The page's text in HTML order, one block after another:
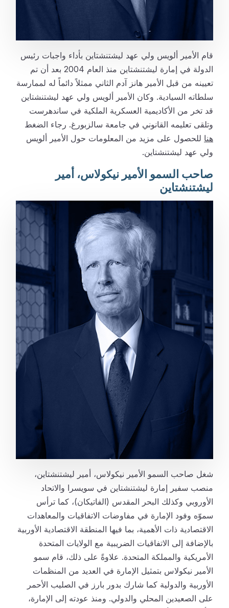
قام الأمير ألويس ولي عهد ليشتنشتاين بأداء واجبات رئيس
الدولة في إمارة ليشتنشتاين منذ العام 2004 بعد أن تم
تعيينه من قبل الأمير هانز آدم الثاني ممثلاً دائماً له لممارسة
سلطاته السيادية. وكان الأمير ألويس ولي عهد ليشتنشتاين
قد تخر من الأكاديمية العسكرية الملكية في ساندهرست
وتلقى تعليمه القانوني في جامعة سالزبورغ. رجاء الضغط
هنا للحصول على مزيد من المعلومات حول الأمير ألويس
ولي عهد ليشتنشتاين.
صاحب السمو الأمير نيكولاس، أمير
ليشتنشتاين
شغل صاحب السمو الأمير نيكولاس، أمير ليشتنشتاين،
منصب سفير إمارة ليشتنشتاين في سويسرا والاتحاد
الأوروبي وكذلك البحر المقدس (الفاتيكان)، كما ترأس
سموّه وفود الإمارة في مفاوضات الاتفاقيات والمعاهدات
الاقتصادية ذات الأهمية، بما فيها المنطقة الاقتصادية الأوربية
بالإضافة إلى الاتفاقيات الضريبية مع الولايات المتحدة
الأمريكية والمملكة المتحدة. علاوةً على ذلك، قام سمو
الأمير نيكولاس بتمثيل الإمارة في العديد من المنظمات
الأوربية والدولية كما شارك بدور بارز في الصليب الأحمر
على الصعيدين المحلي والدولي. ومنذ عودته إلى الإمارة،